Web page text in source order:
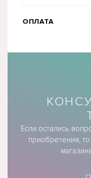
ОПЛАТА
Если остались
приобретения,